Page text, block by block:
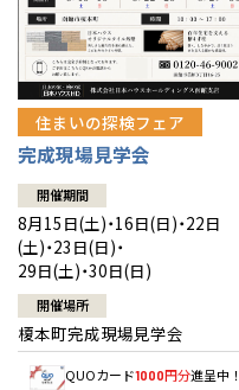
採用情報
住まいの探検フェア
完成現場見学会
開催期間
8月15日(土)・16日(日)・22日
(土)・23日(日)・
29日(土)・30日(日)
開催場所
榎本町完成現場見学会
QUOカード1000円分進呈中！